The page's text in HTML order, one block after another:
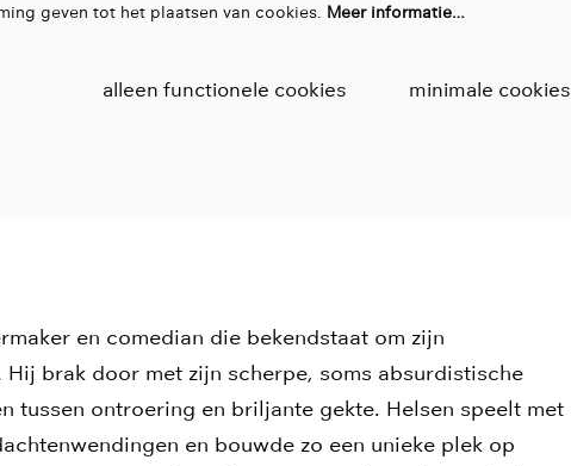
geven tot het plaatsen van cookies. Meer informatie…
alleen functionele cookies minimale cookies
en comedian die bekendstaat om zijn
brak door met zijn scherpe, soms absurdistische
tussen ontroering en briljante gekte. Helsen speelt met
en bouwde zo een unieke plek op